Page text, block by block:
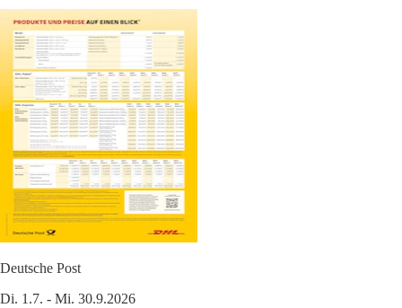
Deutsche Post
Di. 1.7. - Mi. 30.9.2026